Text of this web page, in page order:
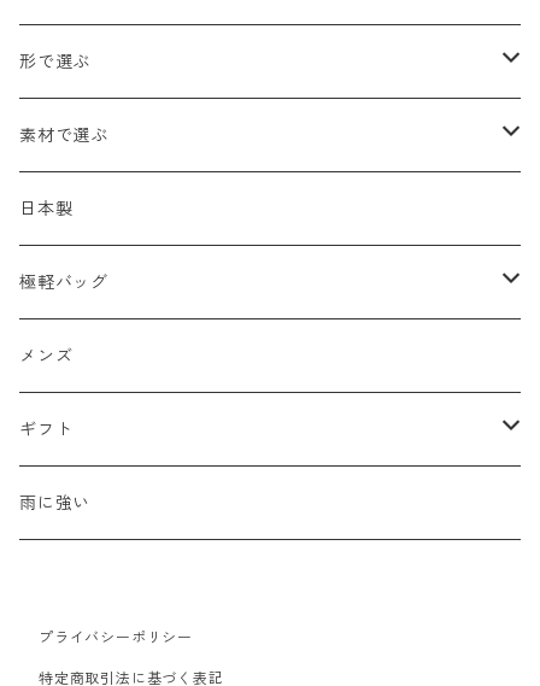
形で選ぶ
トートバッグ
ショルダーバッグ
2WAY
リュック
ビジネスバッグ
ハンドバッグ
素材で選ぶ
メッシュ
エナメル
革Ｘ異素材コンビ
牛革
水牛革
豚革
日本製
極軽バッグ
メンズ
レディース
メンズ
ギフト
母の日
バレンタイン
雨に強い
プライバシーポリシー
特定商取引法に基づく表記